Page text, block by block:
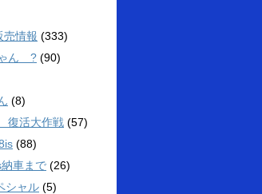
情報 (333)
ゃん ? (90)
(8)
復活大作戦 (57)
(88)
車まで (26)
シャル (5)